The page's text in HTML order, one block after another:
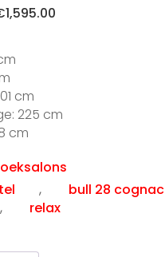
1,595.00
cm
225 cm
cm
, bull 28 cognac
, relax